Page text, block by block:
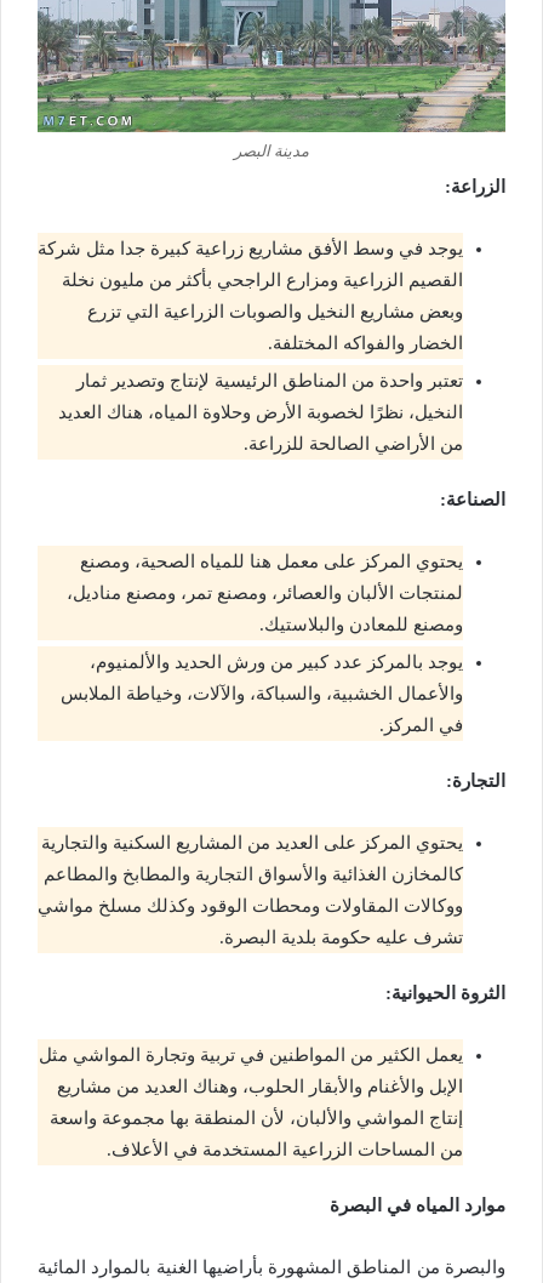
مدينة البصر
الزراعة:
يوجد في وسط الأفق مشاريع زراعية كبيرة جدا مثل شركة
القصيم الزراعية ومزارع الراجحي بأكثر من مليون نخلة
وبعض مشاريع النخيل والصوبات الزراعية التي تزرع
الخضار والفواكه المختلفة.
تعتبر واحدة من المناطق الرئيسية لإنتاج وتصدير ثمار
النخيل، نظرًا لخصوبة الأرض وحلاوة المياه، هناك العديد
من الأراضي الصالحة للزراعة.
الصناعة:
يحتوي المركز على معمل هنا للمياه الصحية، ومصنع
لمنتجات الألبان والعصائر، ومصنع تمر، ومصنع مناديل،
ومصنع للمعادن والبلاستيك.
يوجد بالمركز عدد كبير من ورش الحديد والألمنيوم،
والأعمال الخشبية، والسباكة، والآلات، وخياطة الملابس
في المركز.
التجارة:
يحتوي المركز على العديد من المشاريع السكنية والتجارية
كالمخازن الغذائية والأسواق التجارية والمطابخ والمطاعم
ووكالات المقاولات ومحطات الوقود وكذلك مسلخ مواشي
تشرف عليه حكومة بلدية البصرة.
الثروة الحيوانية:
يعمل الكثير من المواطنين في تربية وتجارة المواشي مثل
الإبل والأغنام والأبقار الحلوب، وهناك العديد من مشاريع
إنتاج المواشي والألبان، لأن المنطقة بها مجموعة واسعة
من المساحات الزراعية المستخدمة في الأعلاف.
موارد المياه في البصرة
والبصرة من المناطق المشهورة بأراضيها الغنية بالموارد المائية